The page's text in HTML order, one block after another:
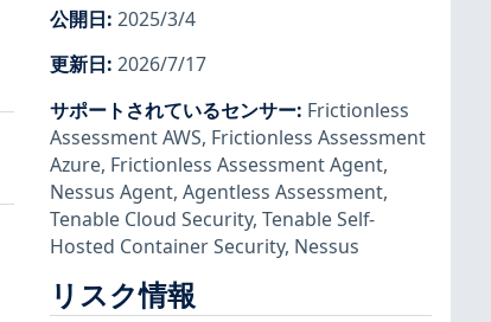
公開日: 2025/3/4
更新日: 2026/7/17
サポートされているセンサー: Frictionless
Assessment AWS, Frictionless Assessment
Azure, Frictionless Assessment Agent,
Nessus Agent, Agentless Assessment,
Tenable Cloud Security, Tenable Self-
Hosted Container Security, Nessus
リスク情報